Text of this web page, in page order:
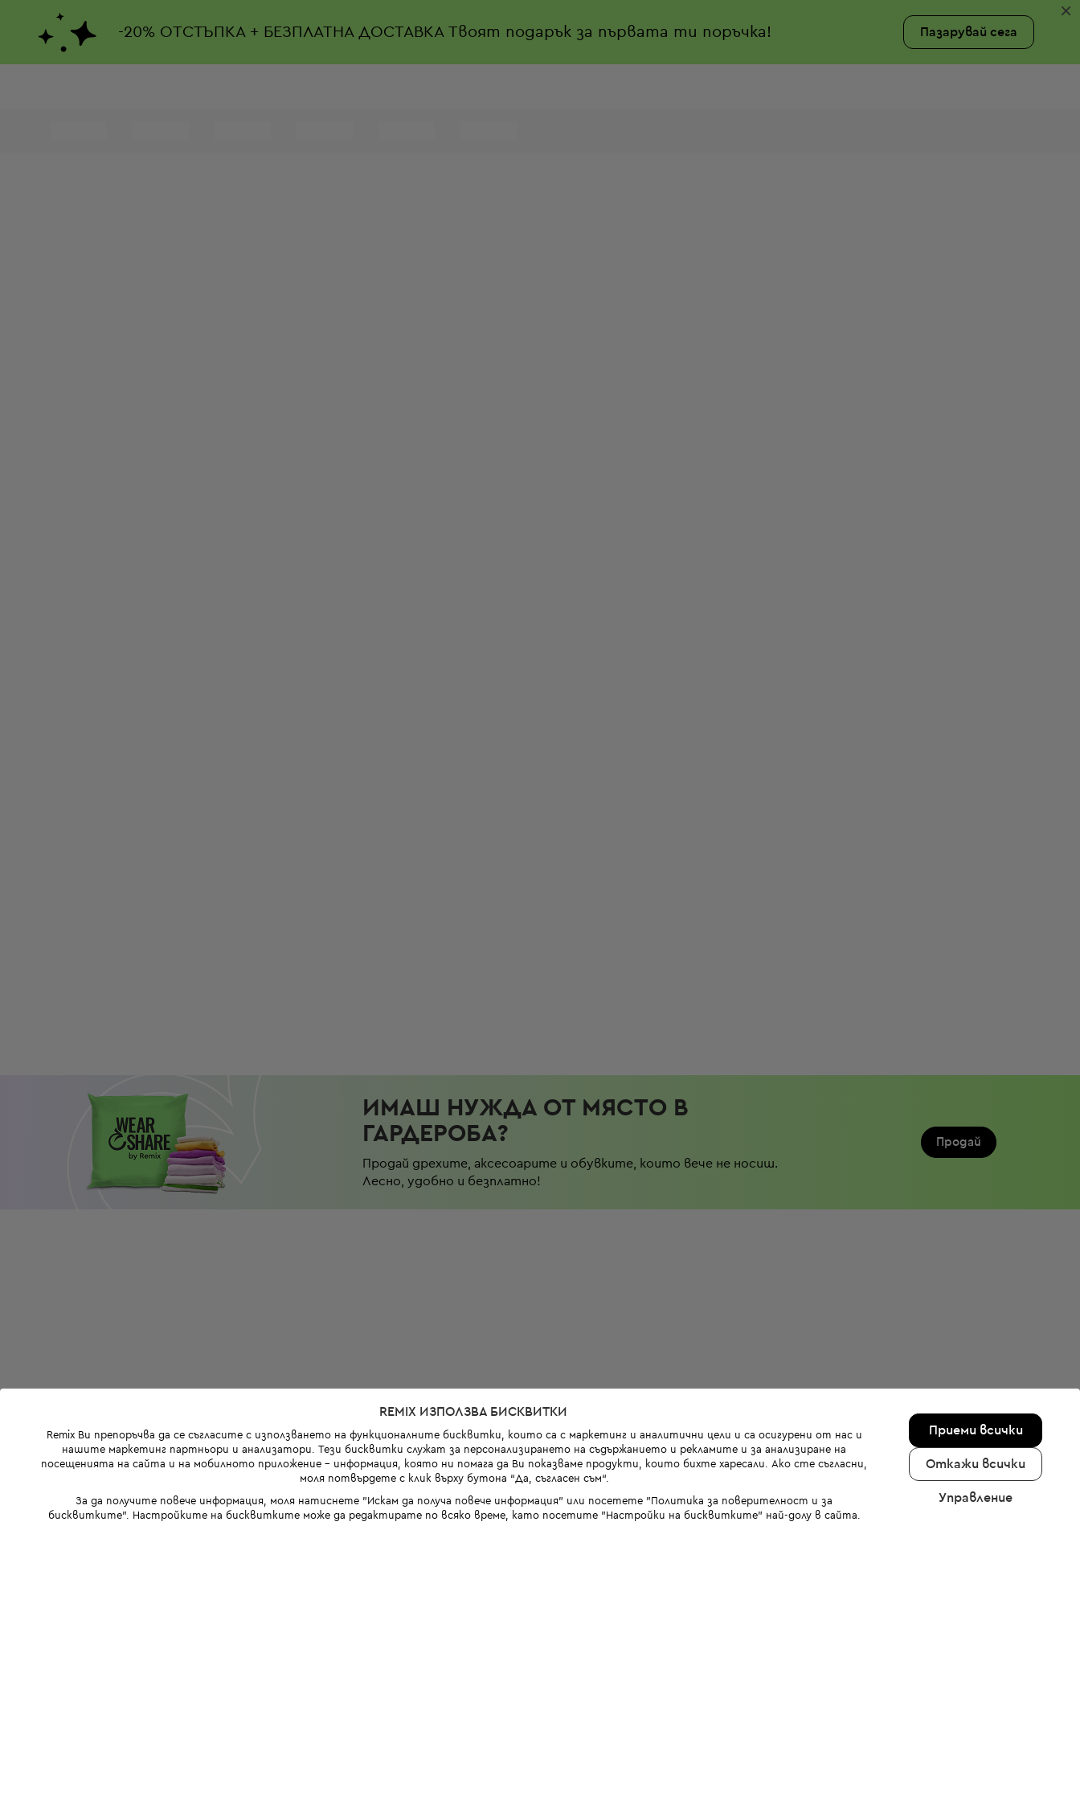
-20% ОТСТЪПКА + БЕЗПЛАТНА ДОСТАВКАТвоят подарък за първата ти поръчка! Пазарувай сега
×
ИМАШ НУЖДА ОТ МЯСТО В
ГАРДЕРОБА?
Продай дрехите, аксесоарите и обувките, които вече не носиш.
Лесно, удобно и безплатно!
Продай
REMIX ИЗПОЛЗВА БИСКВИТКИ
Remix Ви препоръчва да се съгласите с използването на функционалните бисквитки, които са с маркетинг и аналитични цели и са осигурени от нас и
нашите маркетинг партньори и анализатори. Тези бисквитки служат за персонализирането на съдържанието и рекламите и за анализиране на
посещенията на сайта и на мобилното приложение - информация, която ни помага да Ви показваме продукти, които бихте харесали. Ако сте съгласни,
моля потвърдете с клик върху бутона “Да, съгласен съм“.
За да получите повече информация, моля натиснете "Искам да получа повече информация" или посетете "Политика за поверителност и за
бисквитките". Настройките на бисквитките може да редактирате по всяко време, като посетите "Настройки на бисквитките" най-долу в сайта.
Приеми всички
Откажи всички
Управление